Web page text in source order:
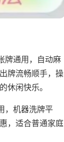
牌通用，自动麻
牌流畅顺手，操
休闲快乐。
，机器洗牌平
，适合普通家庭